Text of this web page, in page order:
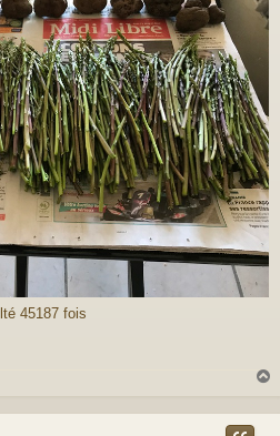
45187 fois
u